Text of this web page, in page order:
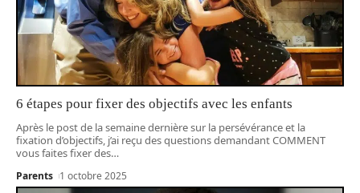
6 étapes pour fixer des objectifs avec les enfants
Après le post de la semaine dernière sur la persévérance et la
fixation d’objectifs, j’ai reçu des questions demandant COMMENT
vous faites fixer des…
Parents 1 octobre 2025